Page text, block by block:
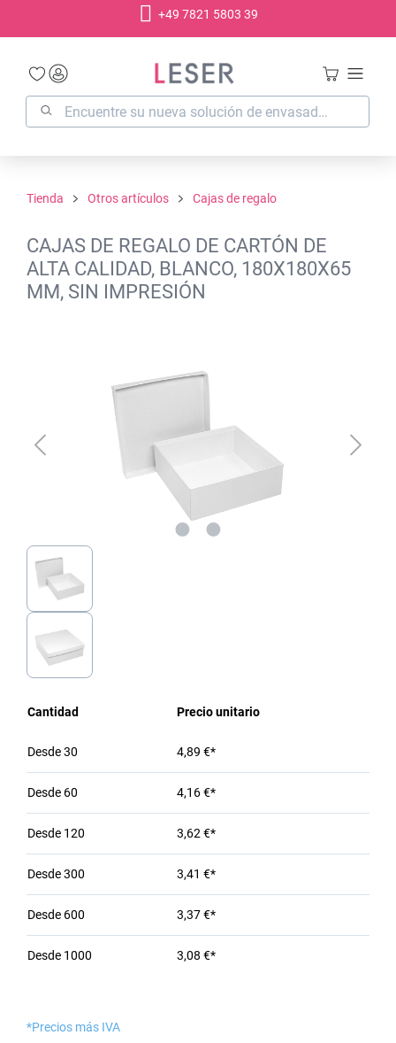
+49 7821 5803 39
Tienda Otros artículos Cajas de regalo
CAJAS DE REGALO DE CARTÓN DE
ALTA CALIDAD, BLANCO, 180X180X65
MM, SIN IMPRESIÓN
Cantidad Precio unitario
Desde30 4,89 €*
Desde 60 4,16 €*
Desde 120 3,62 €*
Desde300 3,41 €*
Desde 600 3,37 €*
Desde 1000 3,08 €*
*Precios más IVA